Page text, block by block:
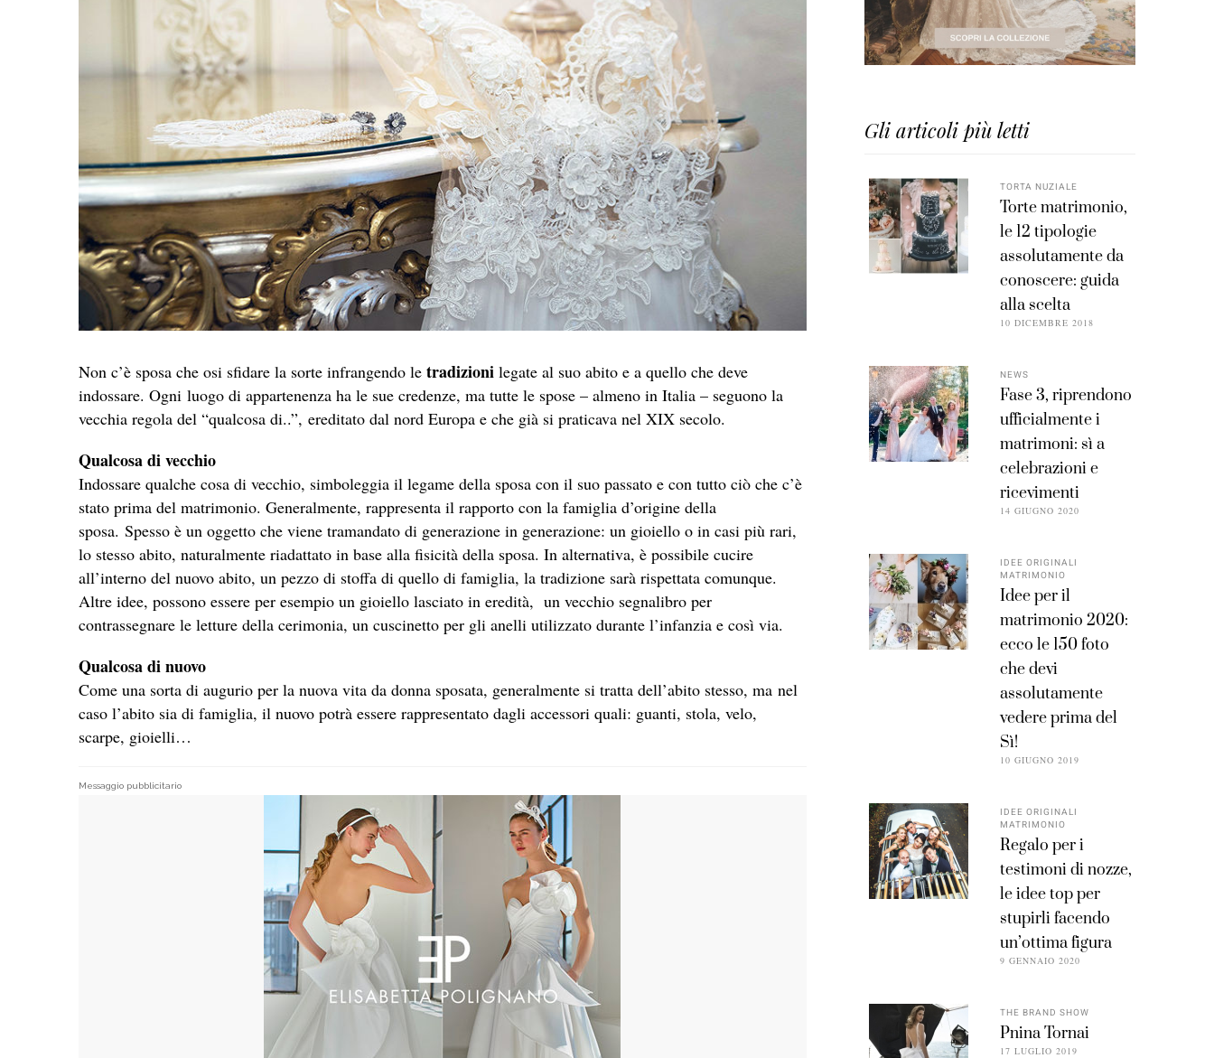
Non c’è sposa che osi sfidare la sorte infrangendo le tradizioni legate al suo abito e a quello che deve
indossare. Ogni luogo di appartenenza ha le sue credenze, ma tutte le spose – almeno in Italia – seguono la
vecchia regola del “qualcosa di..”, ereditato dal nord Europa e che già si praticava nel XIX secolo.
Qualcosa di vecchio
Indossare qualche cosa di vecchio, simboleggia il legame della sposa con il suo passato e con tutto ciò che c’è
stato prima del matrimonio. Generalmente, rappresenta il rapporto con la famiglia d’origine della
sposa. Spesso è un oggetto che viene tramandato di generazione in generazione: un gioiello o in casi più rari,
lo stesso abito, naturalmente riadattato in base alla fisicità della sposa. In alternativa, è possibile cucire
all’interno del nuovo abito, un pezzo di stoffa di quello di famiglia, la tradizione sarà rispettata comunque.
Altre idee, possono essere per esempio un gioiello lasciato in eredità, un vecchio segnalibro per
contrassegnare le letture della cerimonia, un cuscinetto per gli anelli utilizzato durante l’infanzia e così via.
Qualcosa di nuovo
Come una sorta di augurio per la nuova vita da donna sposata, generalmente si tratta dell’abito stesso, ma nel
caso l’abito sia di famiglia, il nuovo potrà essere rappresentato dagli accessori quali: guanti, stola, velo,
scarpe, gioielli…
Messaggio pubblicitario
Gli articoli più letti
TORTA NUZIALE
Torte matrimonio,
le 12 tipologie
assolutamente da
conoscere: guida
alla scelta
10 DICEMBRE 2018
NEWS
Fase 3, riprendono
ufficialmente i
matrimoni: sì a
celebrazioni e
ricevimenti
14 GIUGNO 2020
IDEE ORIGINALI
MATRIMONIO
Idee per il
matrimonio 2020:
ecco le 150 foto
che devi
assolutamente
vedere prima del
Sì!
10 GIUGNO 2019
IDEE ORIGINALI
MATRIMONIO
Regalo per i
testimoni di nozze,
le idee top per
stupirli facendo
un’ottima figura
9 GENNAIO 2020
THE BRAND SHOW
Pnina Tornai
17 LUGLIO 2019